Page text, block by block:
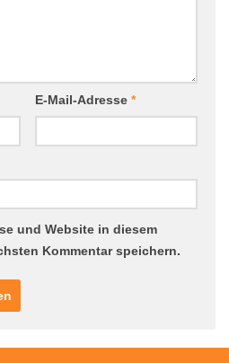
E-Mail-Adresse *
und Website in diesem
Kommentar speichern.